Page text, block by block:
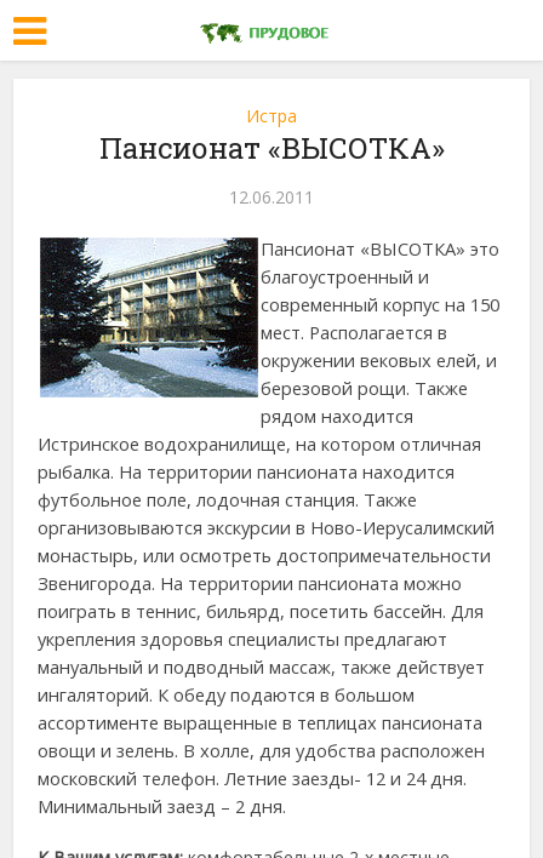
Истра
Пансионат «ВЫСОТКА»
12.06.2011
Пансионат «ВЫСОТКА» это
благоустроенный и
современный корпус на 150
мест. Располагается в
окружении вековых елей, и
березовой рощи. Также
рядом находится
Истринское водохранилище, на котором отличная
рыбалка. На территории пансионата находится
футбольное поле, лодочная станция. Также
организовываются экскурсии в Ново-Иерусалимский
монастырь, или осмотреть достопримечательности
Звенигорода. На территории пансионата можно
поиграть в теннис, бильярд, посетить бассейн. Для
укрепления здоровья специалисты предлагают
мануальный и подводный массаж, также действует
ингаляторий. К обеду подаются в большом
ассортименте выращенные в теплицах пансионата
овощи и зелень. В холле, для удобства расположен
московский телефон. Летние заезды- 12 и 24 дня.
Минимальный заезд – 2 дня.